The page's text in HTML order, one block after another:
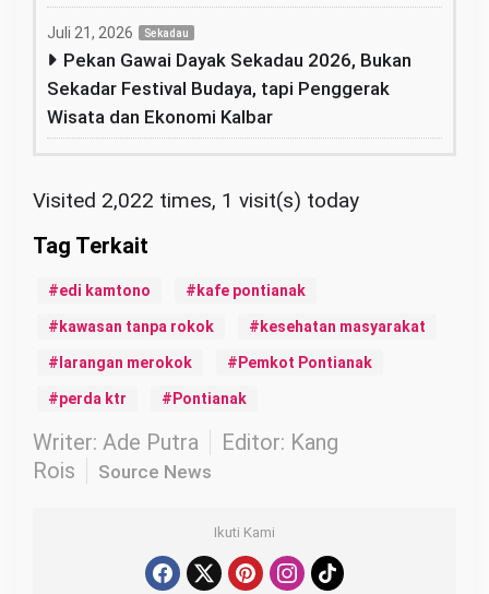
Juli 21, 2026 Sekadau
Pekan Gawai Dayak Sekadau 2026, Bukan
Sekadar Festival Budaya, tapi Penggerak
Wisata dan Ekonomi Kalbar
Visited 2,022 times, 1 visit(s) today
edi kamtono kafe pontianak
kawasan tanpa rokok kesehatan masyarakat
larangan merokok Pemkot Pontianak
perda ktr Pontianak
Writer: Ade Putra
Editor: Kang
Rois
Source News
Ikuti Kami